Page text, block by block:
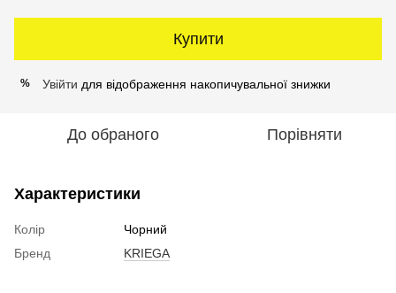
Купити
% Увійти для відображення накопичувальної знижки
До обраного Порівняти
Характеристики
Колір
Чорний
Бренд
KRIEGA